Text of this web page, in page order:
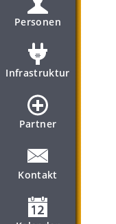
Personen
Infrastruktur
Partner
Kontakt